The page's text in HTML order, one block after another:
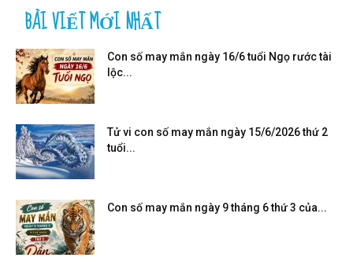
BÀI VIẾT MỚI NHẤT
Con số may mắn ngày 16/6 tuổi Ngọ rước tài
lộc...
Tử vi con số may mắn ngày 15/6/2026 thứ 2
tuổi...
Con số may mắn ngày 9 tháng 6 thứ 3 của...